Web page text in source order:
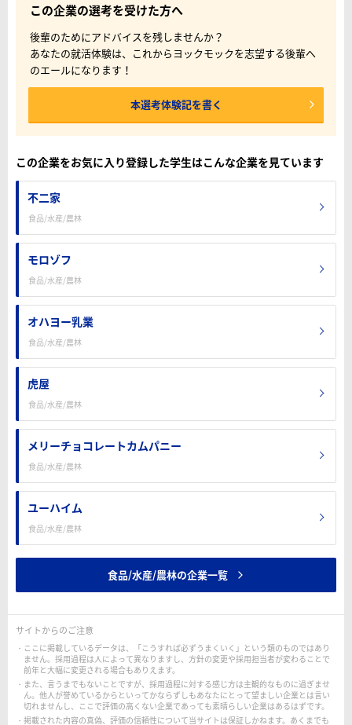
この企業の選考を受けた方へ
後輩のためにアドバイスを残しませんか？
あなたの就活体験は、これからヨックモックを志望する後輩へ
のエールになります！
本選考体験記を書く
この企業をお気に入り登録した学生はこんな企業を見ています
不二家
食品/水産/農林
モロゾフ
食品/水産/農林
オハヨー乳業
食品/水産/農林
虎屋
食品/水産/農林
メリーチョコレートカムパニー
食品/水産/農林
ユーハイム
食品/水産/農林
食品/水産/農林の企業一覧
サイトからのご注意
ここに掲載しているデータは、「こうすれば必ずうまくいく」という類のものではあり
ません。採用過程は人によって異なりますし、方針の変更や採用担当者が変わることで
前年と大幅に変更される場合もありえます。
また、言うまでもないことですが、採用過程に対する感じ方は主観的なものに過ぎませ
ん。他人が誉めているからといってかならずしもあなたにとって望ましい企業とは言い
切れませんし、ここで評価の高くない企業であっても素晴らしい企業はあるはずです。
掲載された内容の真偽、評価の信頼性について当サイトは保証しかねます。あくまでも